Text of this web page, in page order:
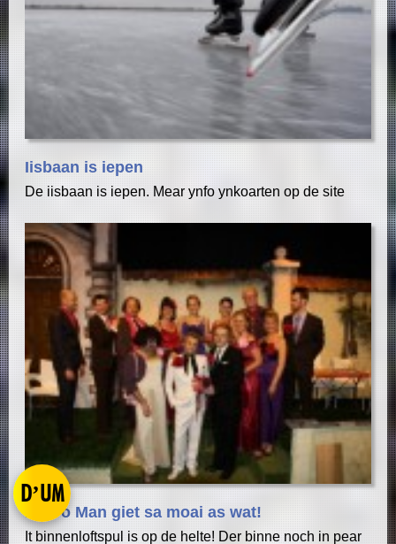
D’UM
Iisbaan is iepen
De iisbaan is iepen. Mear ynfo ynkoarten op de site
Man o Man giet sa moai as wat!
It binnenloftspul is op de helte! Der binne noch in pear